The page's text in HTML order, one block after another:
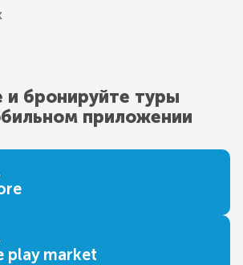
и бронируйте туры
приложении
play market